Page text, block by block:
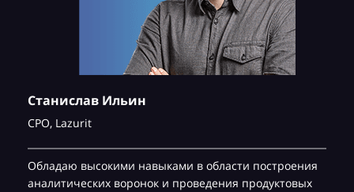
Станислав Ильин
CPO, Lazurit
Обладаю высокими навыками в области построения
аналитических воронок и проведения продуктовых